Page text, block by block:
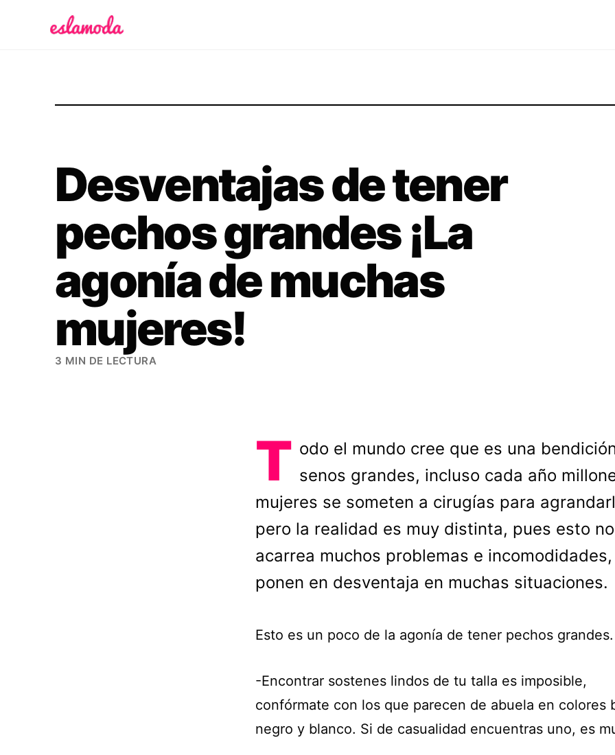
Desventajas de tener
pechos grandes ¡La
agonía de muchas
mujeres!
3 MIN DE LECTURA
T odo el mundo cree que es una
senos grandes, incluso cada año
mujeres se someten a cirugías para
pero la realidad es muy distinta, pues esto
acarrea muchos problemas e
ponen en desventaja en muchas situaciones.
Esto es un poco de la agonía de tener pechos grandes.
-Encontrar sostenes lindos de tu talla es imposible,
confórmate con los que parecen de abuela en colores
negro y blanco. Si de casualidad encuentras uno, es